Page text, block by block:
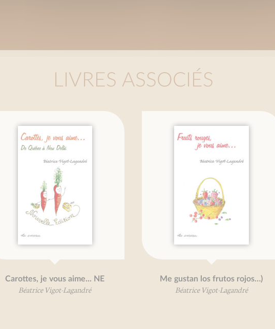
LIVRES ASSOCIÉS
Carottes, je vous aime... NE
Béatrice Vigot-Lagandré
Me gustan los frutos rojos…)
Béatrice Vigot-Lagandré